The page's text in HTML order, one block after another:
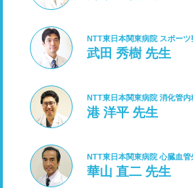
NTT東日本関東病院 スポーツ
武田 秀樹 先生
NTT東日本関東病院 消化管内
港 洋平 先生
NTT東日本関東病院 心臓血管
華山 直二 先生